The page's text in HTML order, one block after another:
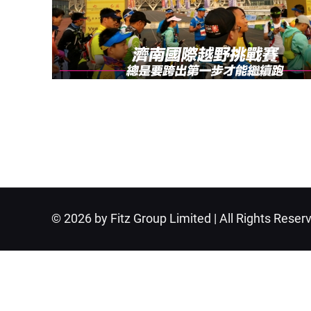
© 2026 by Fitz Group Limited | All Rights